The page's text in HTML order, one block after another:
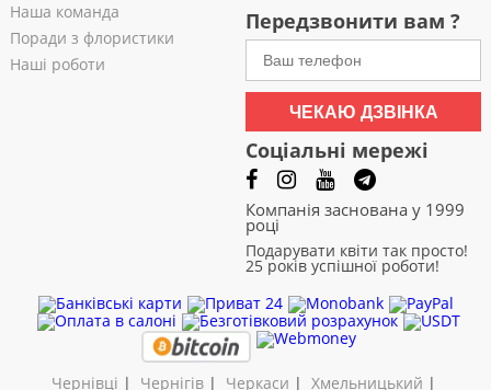
Наша команда
Поради з флористики
Наші роботи
Передзвонити вам ?
ЧЕКАЮ ДЗВІНКА
Соціальні мережі
Компанія заснована у 1999
році
Подарувати квіти так просто!
25 років успішної роботи!
Чернівці | Чернігів| Черкаси | Хмельницький |